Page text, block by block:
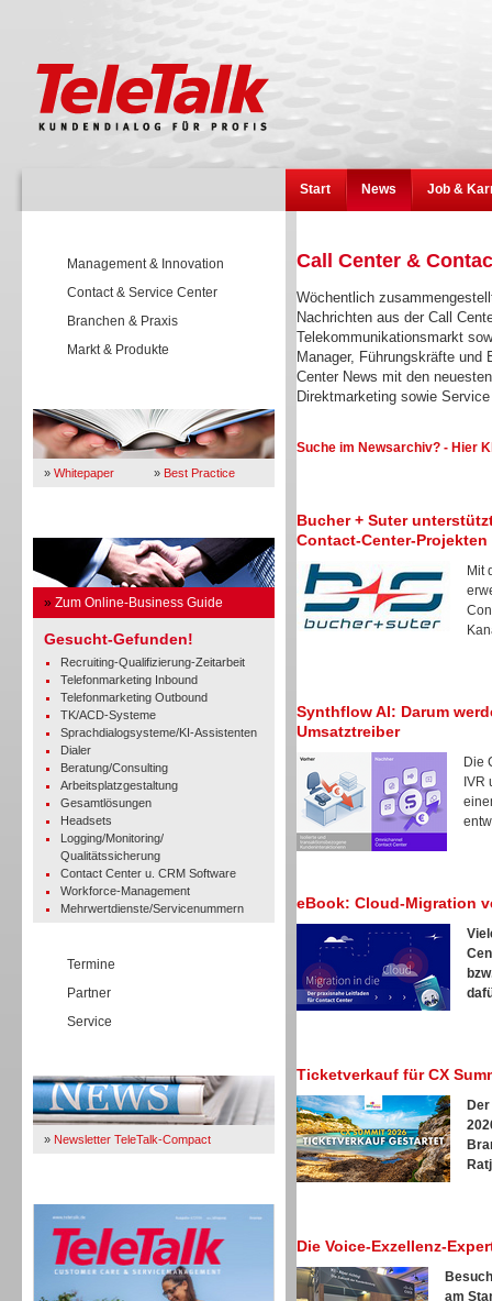
Start News Job &
Management & Innovation
Contact & Service Center
Branchen & Praxis
Markt & Produkte
» Whitepaper » Best Practice
» Zum Online-Business Guide
Gesucht-Gefunden!
Recruiting-Qualifizierung-Zeitarbeit
Telefonmarketing Inbound
Telefonmarketing Outbound
TK/ACD-Systeme
Sprachdialogsysteme/KI-Assistenten
Dialer
Beratung/Consulting
Arbeitsplatzgestaltung
Gesamtlösungen
Headsets
Logging/Monitoring/
Qualitätssicherung
Contact Center u. CRM Software
Workforce-Management
Mehrwertdienste/Servicenummern
Termine
Partner
Service
» Newsletter TeleTalk-Compact
Call Center &
Wöchentlich
Nachrichten aus der Call
Telekommunikationsmarkt
Manager, Führungskräfte und
Center News mit den
Direktmarketing sowie
Suche im Newsarchiv? - Hier
Bucher + Suter
Contact-Center-Projekten
Mit
Synthflow AI: Darum
Umsatztreiber
Die
IVR
eBook: Cloud-Migration
Ticketverkauf für CX
Die Voice-Exzellenz-
am